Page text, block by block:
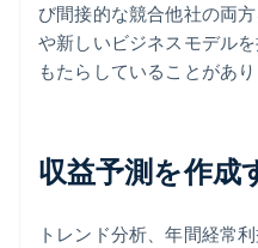
び間接的な競合他社の両
や新しいビジネスモデル
もたらしていることがあり
収益予測を作成
トレンド分析、年間経常